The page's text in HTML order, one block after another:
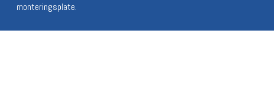
monteringsplate.
0183 Oslo
(telefontid man-fredag klokken 10-13)